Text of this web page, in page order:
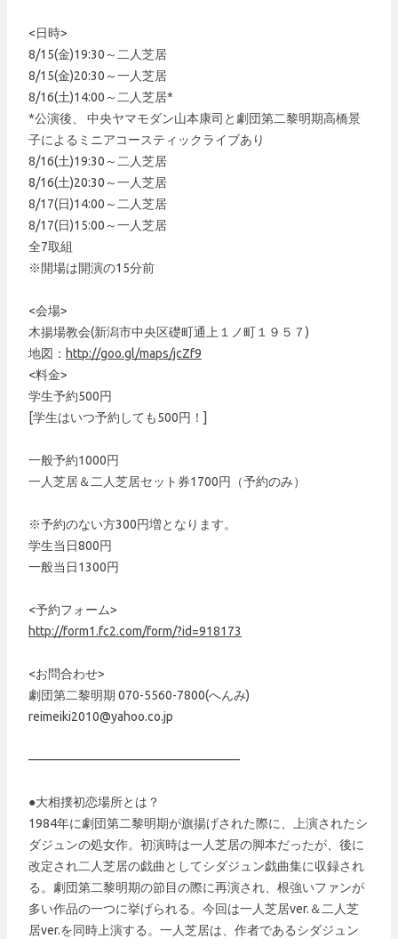
<日時>
8/15(金)19:30～二人芝居
8/15(金)20:30～一人芝居
8/16(土)14:00～二人芝居*
*公演後、 中央ヤマモダン山本康司と劇団第二黎明期高橋景
子によるミニアコースティックライブあり
8/16(土)19:30～二人芝居
8/16(土)20:30～一人芝居
8/17(日)14:00～二人芝居
8/17(日)15:00～一人芝居
全7取組
※開場は開演の15分前
<会場>
木揚場教会(新潟市中央区礎町通上１ノ町１９５７)
地図： http://goo.gl/maps/jcZf9
<料金>
学生予約500円
[学生はいつ予約しても500円！]
一般予約1000円
一人芝居＆二人芝居セット券1700円（予約のみ）
※予約のない方300円増となります。
学生当日800円
一般当日1300円
<予約フォーム>
http://form1.fc2.com/form/?id=918173
<お問合わせ>
劇団第二黎明期 070-5560-7800(へんみ)
reimeiki2010@yahoo.co.jp
—————————————————
●大相撲初恋場所とは？
1984年に劇団第二黎明期が旗揚げされた際に、上演されたシ
ダジュンの処女作。初演時は一人芝居の脚本だったが、後に
改定され二人芝居の戯曲としてシダジュン戯曲集に収録され
る。劇団第二黎明期の節目の際に再演され、根強いファンが
多い作品の一つに挙げられる。今回は一人芝居ver.＆二人芝
居ver.を同時上演する。一人芝居は、作者であるシダジュン